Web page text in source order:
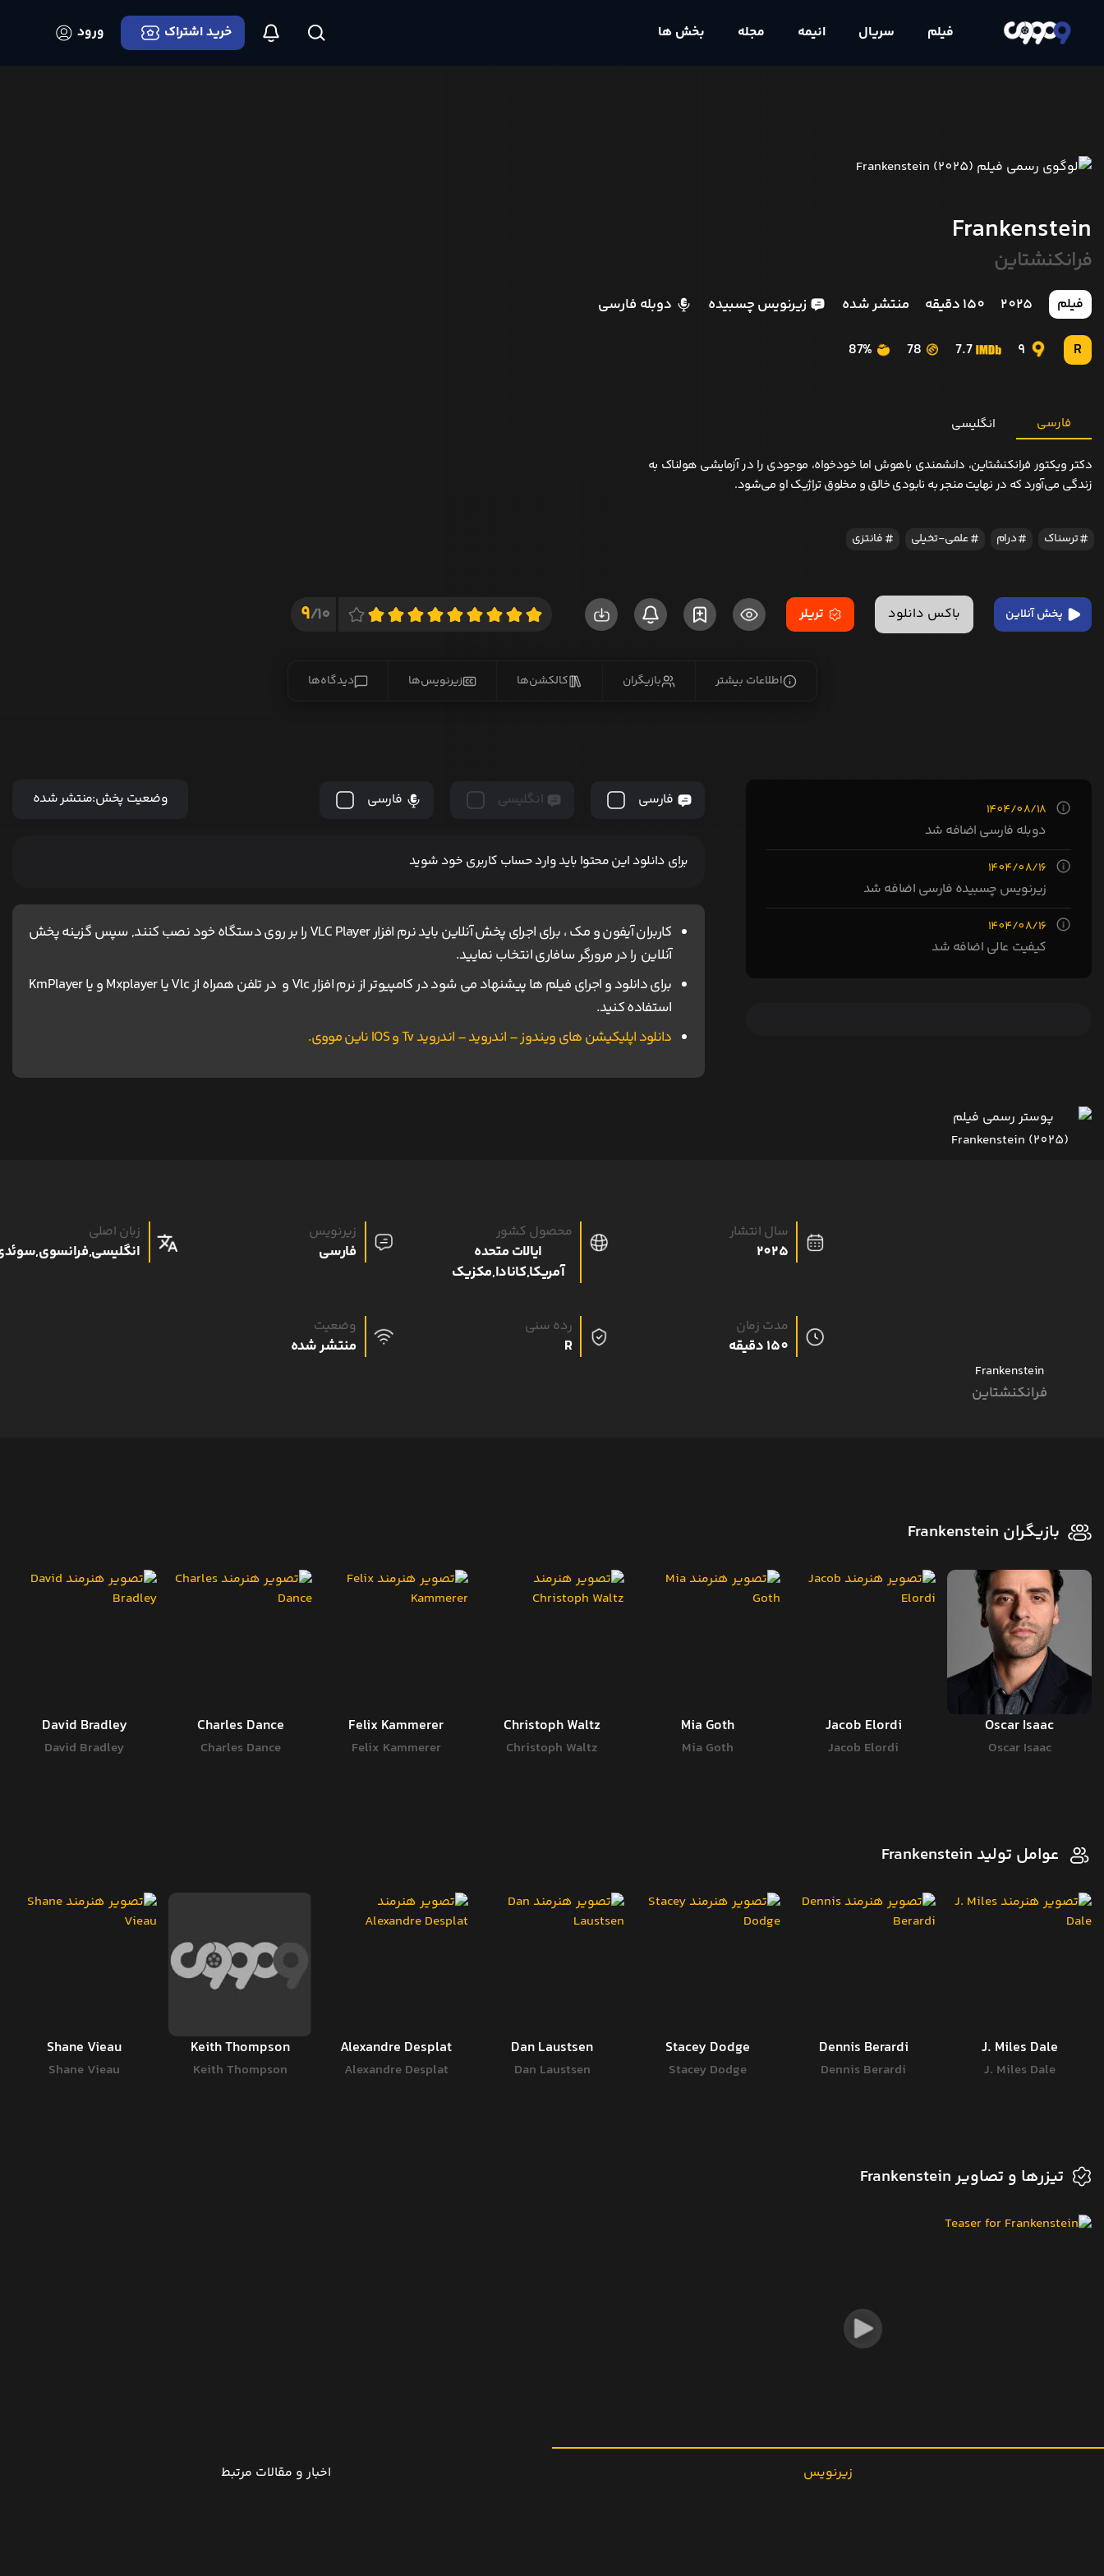
فیلم سریال انیمه مجله بخش ها خرید اشتراک ورود
Frankenstein
فرانکنشتاین
فیلم 2025 150 دقیقه منتشر شده زیرنویس چسبیده دوبله فارسی
R
9
7.7
78
87%
فارسی انگلیسی
دکتر ویکتور فرانکنشتاین، دانشمندی باهوش اما خودخواه، موجودی را در آزمایشی هولناک به
زندگی می‌آورد که در نهایت منجر به نابودی خالق و مخلوق تراژیک او می‌شود.
ترسناک درام علمی-تخیلی فانتزی
پخش آنلاین باکس دانلود تریلر 10/
9
اطلاعات بیشتر بازیگران کالکشن‌ها زیرنویس‌ها دیدگاه‌ها
1404/08/18
دوبله فارسی اضافه شد
1404/08/16
زیرنویس چسبیده فارسی اضافه شد
1404/08/16
کیفیت عالی اضافه شد
فارسی انگلیسی فارسی وضعیت پخش:منتشر شده
برای دانلود این محتوا باید وارد حساب کاربری خود شوید
کاربران آیفون و مک ، برای اجرای پخش آنلاین باید نرم افزار VLC Player را بر روی دستگاه خود نصب کنند, سپس گزینه پخش
آنلاین را در مرورگر سافاری انتخاب نمایید.
برای دانلود و اجرای فیلم ها پیشنهاد می شود در کامپیوتر از نرم افزار Vlc و در تلفن همراه از Vlc یا Mxplayer و یا KmPlayer
استفاده کنید.
دانلود اپلیکیشن های ویندوز – اندروید – اندروید Tv و IOS ناین مووی.
Frankenstein
فرانکنشتاین
سال انتشار
2025
محصول کشور
ایالات متحده
آمریکا,کانادا,مکزیک
زیرنویس
فارسی
زبان اصلی
مدت زمان
150 دقیقه
رده سنی
R
وضعیت
منتشر شده
بازیگران Frankenstein
Oscar Isaac
Oscar Isaac
Jacob Elordi
Jacob Elordi
Mia Goth
Mia Goth
Christoph Waltz
Christoph Waltz
Felix Kammerer
Felix Kammerer
Charles Dance
Charles Dance
David Bradley
David Bradley
عوامل تولید Frankenstein
J. Miles Dale
J. Miles Dale
Dennis Berardi
Dennis Berardi
Stacey Dodge
Stacey Dodge
Dan Laustsen
Dan Laustsen
Alexandre Desplat
Alexandre Desplat
Keith Thompson
Keith Thompson
Shane Vieau
Shane Vieau
تیزرها و تصاویر Frankenstein
زیرنویس اخبار و مقالات مرتبط